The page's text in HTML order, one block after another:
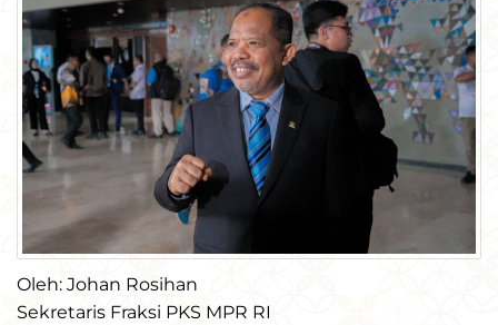
Oleh: Johan Rosihan
Sekretaris Fraksi PKS MPR RI